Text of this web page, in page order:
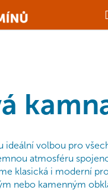
/ Krbová kamna
ideální volbou pro
atmosféru
klasická i moderní
nebo kamenným